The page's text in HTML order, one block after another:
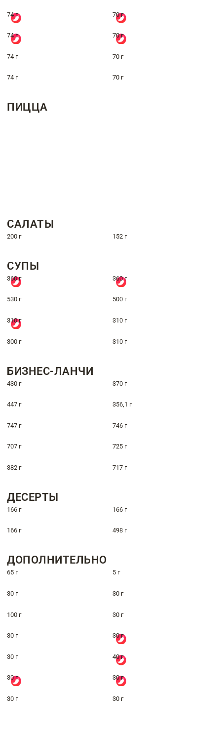
74 г 70 г
74 г 70 г
74 г 70 г
74 г 70 г
ПИЦЦА
САЛАТЫ
200 г 152 г
СУПЫ
360 г 360 г
530 г 500 г
310 г 310 г
300 г 310 г
БИЗНЕС-ЛАНЧИ
430 г 370 г
447 г 356,1 г
747 г 746 г
707 г 725 г
382 г 717 г
ДЕСЕРТЫ
166 г 166 г
166 г 498 г
ДОПОЛНИТЕЛЬНО
65 г 5 г
30 г 30 г
100 г 30 г
30 г 30 г
30 г 40 г
30 г 30 г
30 г 30 г